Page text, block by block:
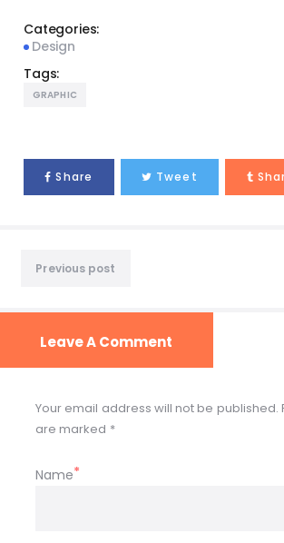
Categories:
Design
Tags:
GRAPHIC
Share Tweet
Previous post
Leave A Comment
Your email address will not be published.
are marked *
Name